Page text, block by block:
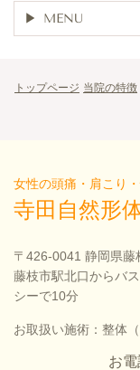
MENU
トップページ 当院の特徴
女性の頭痛・肩こり
寺田自然形
〒426-0041 静岡県藤
藤枝市駅北口からバ
シーで10分
お取扱い施術：整体
お